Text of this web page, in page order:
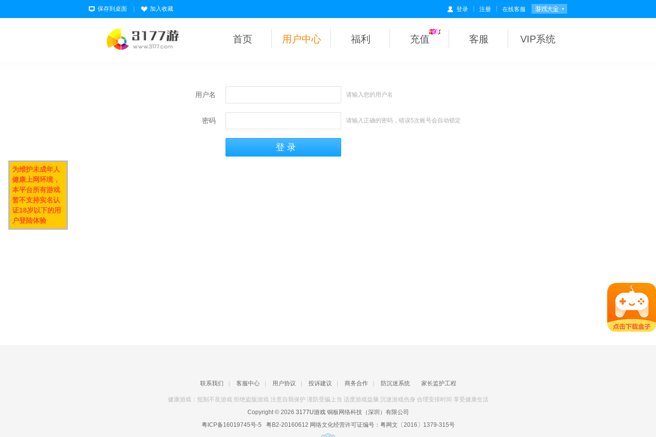
保存到桌面 加入收藏 登录 注册 在线客服
首页 用户中心 福利 充值 客服 VIP系统
用户名 请输入您的用户名
密码 请输入正确的密码，错误5次账号会自动锁定
联系我们 客服中心 用户协议 投诉建议 商务合作 防沉迷系统 家长监护工程
健康游戏：抵制不良游戏 拒绝盗版游戏 注意自我保护 谨防受骗上当 适度游戏益脑 沉迷游戏伤身 合理安排时间 享受健康生活
Copyright © 2026 3177U游戏铜板网络科技（深圳）有限公司
粤ICP备16019745号-5 粤B2-20160612 网络文化经营许可证编号： 粤网文〔2016〕1379-315号
为维护未成年人
健康上网环境，
本平台所有游戏
暂不支持实名认
证18岁以下的用
户登陆体验